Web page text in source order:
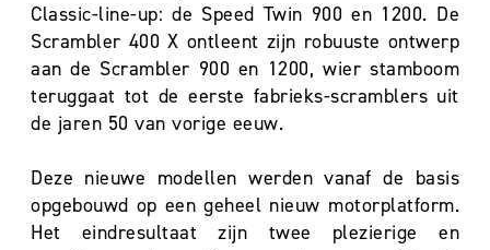
Classic-line-up: de Speed Twin 900 en 1200. De
Scrambler 400 X ontleent zijn robuuste ontwerp
aan de Scrambler 900 en 1200, wier stamboom
teruggaat tot de eerste fabrieks-scramblers uit
de jaren 50 van vorige eeuw.
Deze nieuwe modellen werden vanaf de basis
opgebouwd op een geheel nieuw motorplatform.
Het eindresultaat zijn twee plezierige en